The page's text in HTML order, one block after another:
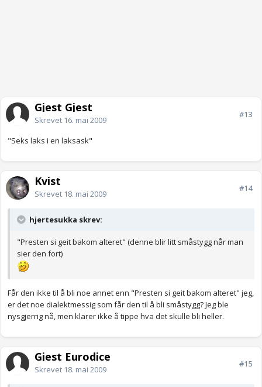
Gjest Gjest
Skrevet 16. mai 2009
#13
"Seks laks i en laksask"
Kvist
Skrevet 18. mai 2009
#14
hjertesukka skrev:
"Presten si geit bakom alteret" (denne blir litt småstygg når man
sier den fort)
Får den ikke til å bli noe annet enn "Presten si geit bakom alteret" jeg,
er det noe dialektmessig som får den til å bli småstygg? Jeg ble
nysgjerrig nå, men klarer ikke å tippe hva det skulle bli heller.
Gjest Eurodice
Skrevet 18. mai 2009
#15